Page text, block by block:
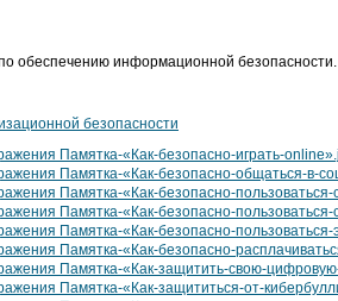
обеспечению информационной безопасности.
безопасности